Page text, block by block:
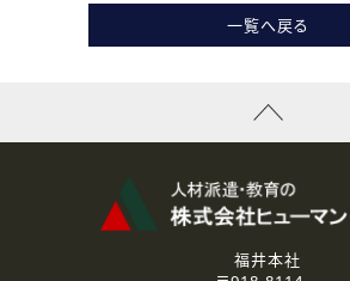
一覧へ戻る
福井本社